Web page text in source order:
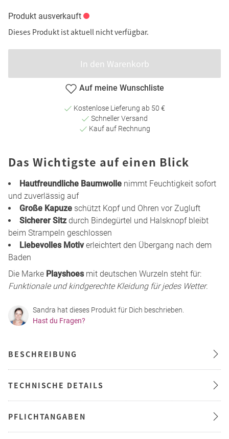
Produkt ausverkauft
Dieses Produkt ist aktuell nicht verfügbar.
In den Warenkorb
Auf meine Wunschliste
Kostenlose Lieferung ab 50 €
Schneller Versand
Kauf auf Rechnung
Das Wichtigste auf einen Blick
Hautfreundliche Baumwolle nimmt Feuchtigkeit sofort
und zuverlässig auf
Große Kapuze schützt Kopf und Ohren vor Zugluft
Sicherer Sitzdurch Bindegürtel und Halsknopf bleibt
beim Strampeln geschlossen
Liebevolles Motiverleichtert den Übergang nach dem
Baden
Die Marke Playshoesmit deutschen Wurzeln steht für:
Funktionale und kindgerechte Kleidung für jedes Wetter.
Sandra hat dieses Produkt für Dich beschrieben.
Hast du Fragen?
BESCHREIBUNG
TECHNISCHE DETAILS
PFLICHTANGABEN